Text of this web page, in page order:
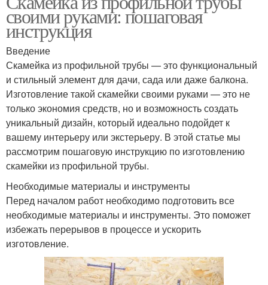
своими руками: пошаговая
инструкция
Введение
Скамейка из профильной трубы — это функциональный
и стильный элемент для дачи, сада или даже балкона.
Изготовление такой скамейки своими руками — это не
только экономия средств, но и возможность создать
уникальный дизайн, который идеально подойдет к
вашему интерьеру или экстерьеру. В этой статье мы
рассмотрим пошаговую инструкцию по изготовлению
скамейки из профильной трубы.
Необходимые материалы и инструменты
Перед началом работ необходимо подготовить все
необходимые материалы и инструменты. Это поможет
избежать перерывов в процессе и ускорить
изготовление.